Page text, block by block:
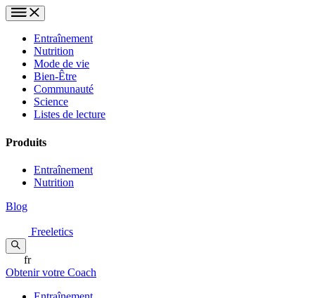
Entraînement
Nutrition
Mode de vie
Bien-Être
Communauté
Science
Listes de lecture
Produits
Entraînement
Nutrition
Blog
Freeletics
fr
Obtenir votre Coach